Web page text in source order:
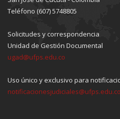
Teléfono (607) 5748805
Solicitudes y correspondencia
Unidad de Gestión Documental
ugad@ufps.edu.co
Uso único y exclusivo para
notificacionesjudiciales@ufps.edu.co